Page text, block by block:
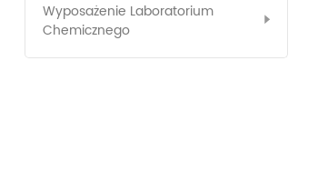
Wyposażenie Laboratorium
Chemicznego